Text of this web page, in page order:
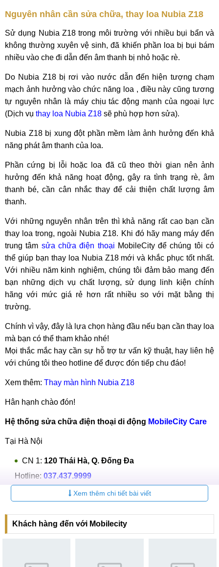
Nguyên nhân cần sửa chữa, thay loa Nubia Z18
Sử dụng Nubia Z18 trong môi trường với nhiều bụi bẩn và
không thường xuyên vệ sinh, đã khiến phần loa bị bụi bám
nhiều vào che đi dẫn đến âm thanh bị nhỏ hoặc rè.
Do Nubia Z18 bị rơi vào nước dẫn đến hiện tượng chạm
mạch ảnh hưởng vào chức năng loa , điều này cũng tương
tự nguyên nhân là máy chịu tác động mạnh của ngoại lực
(Dịch vụ thay loa Nubia Z18 sẽ phù hợp hơn sửa).
Nubia Z18 bị xung đột phần mềm làm ảnh hưởng đến khả
năng phát âm thanh của loa.
Phần cứng bị lỗi hoặc loa đã cũ theo thời gian nên ảnh
hưởng đến khả năng hoạt động, gây ra tình trạng rè, âm
thanh bé, cần cân nhắc thay để cải thiện chất lượng âm
thanh.
Với những nguyên nhân trên thì khả năng rất cao bạn cần
thay loa trong, ngoài Nubia Z18. Khi đó hãy mang máy đến
trung tâm sửa chữa điện thoại MobileCity để chúng tôi có
thể giúp bạn thay loa Nubia Z18 mới và khắc phục tốt nhất.
Với nhiều năm kinh nghiệm, chúng tôi đảm bảo mang đến
bạn những dịch vụ chất lượng, sử dụng linh kiện chính
hãng với mức giá rẻ hơn rất nhiều so với mặt bằng thị
trường.
Chính vì vậy, đây là lựa chọn hàng đầu nếu bạn cần thay loa
mà bạn có thể tham khảo nhé!
Mọi thắc mắc hay cần sự hỗ trợ tư vấn kỹ thuật, hay liên hệ
với chúng tôi theo hotline để được đón tiếp chu đáo!
Xem thêm: Thay màn hình Nubia Z18
Hân hạnh chào đón!
Hệ thống sửa chữa điện thoại di động MobileCity Care
Tại Hà Nội
CN 1: 120 Thái Hà, Q. Đống Đa
Hotline: 037.437.9999
398 Cầu Giấy, Q. Cầu Giấy
42 Phố Vọng, Hai Bà Trưng
Tại TP Hồ Chí Minh
Xem thêm chi tiết bài viết
Khách hàng đến với Mobilecity